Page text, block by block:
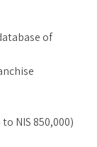
of
NIS 850,000)